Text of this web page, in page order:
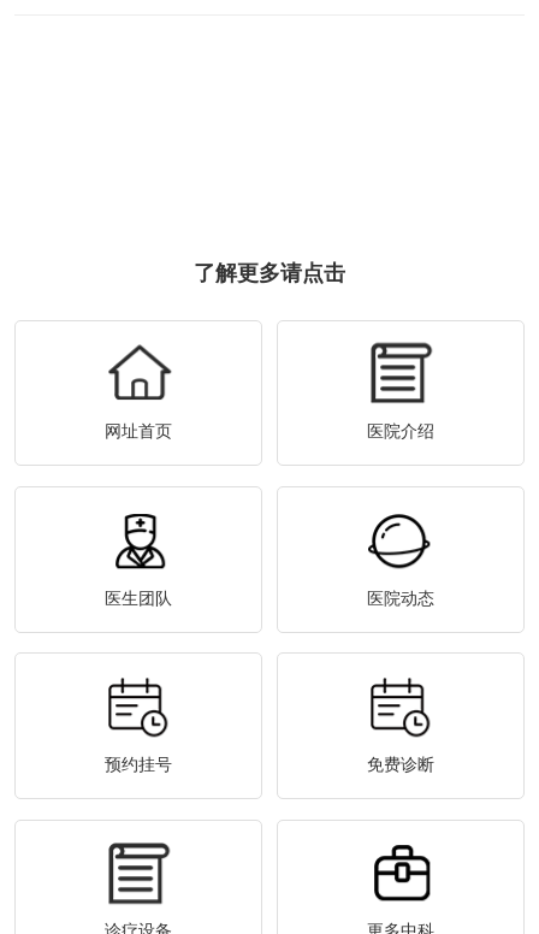
了解更多请点击
网址首页 医院介绍
医生团队 医院动态
预约挂号 免费诊断